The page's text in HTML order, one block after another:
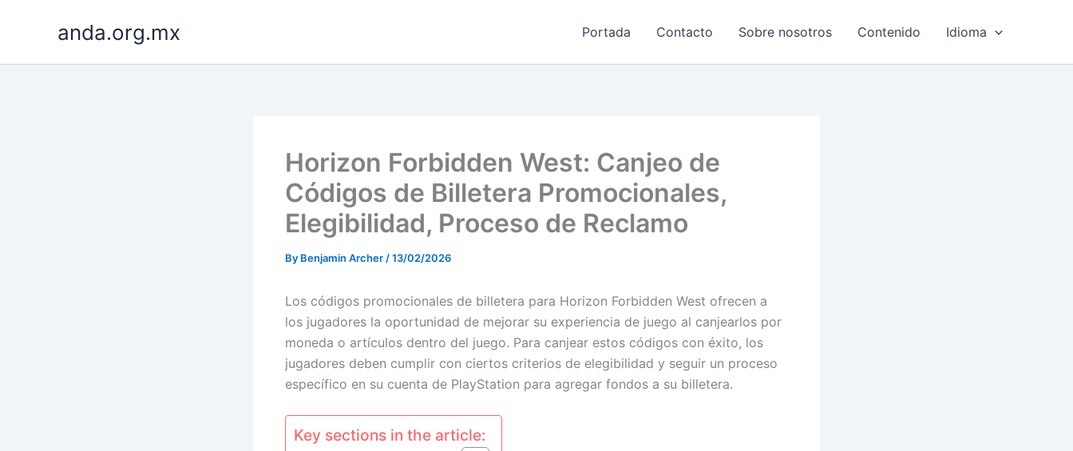
anda.org.mx Portada Contacto Sobre nosotros Contenido Idioma
Horizon Forbidden West: Canjeo de
Códigos de Billetera Promocionales,
Elegibilidad, Proceso de Reclamo
By Benjamin Archer /13/02/2026
Los códigos promocionales de billetera para Horizon Forbidden West ofrecen a
los jugadores la oportunidad de mejorar su experiencia de juego al canjearlos por
moneda o artículos dentro del juego. Para canjear estos códigos con éxito, los
jugadores deben cumplir con ciertos criterios de elegibilidad y seguir un proceso
específico en su cuenta de PlayStation para agregar fondos a su billetera.
Key sections in the article: